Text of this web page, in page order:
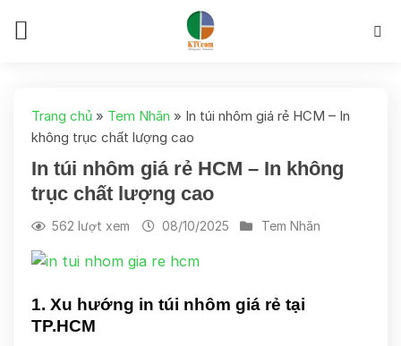
Trang chủ » Tem Nhãn » In túi nhôm giá rẻ HCM – In
không trục chất lượng cao
In túi nhôm giá rẻ HCM – In không
trục chất lượng cao
562 lượt xem 08/10/2025 Tem Nhãn
1. Xu hướng in túi nhôm giá rẻ tại
TP.HCM